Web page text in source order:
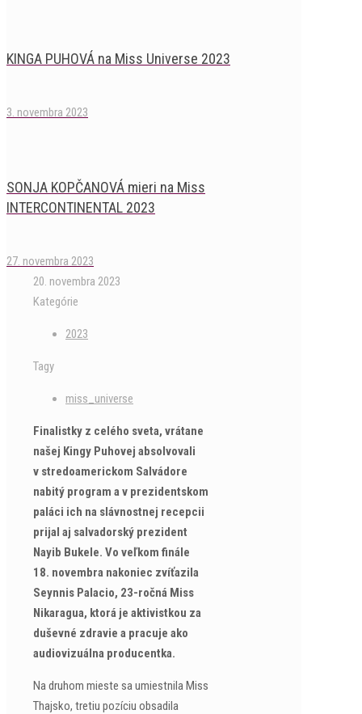
KINGA PUHOVÁ na Miss Universe 2023
3. novembra 2023
SONJA KOPČANOVÁ mieri na Miss
INTERCONTINENTAL 2023
27. novembra 2023
20. novembra 2023
Kategórie
2023
Tagy
miss_universe
Finalistky z celého sveta, vrátane
našej Kingy Puhovej absolvovali
v stredoamerickom Salvádore
nabitý program a v prezidentskom
paláci ich na slávnostnej recepcii
prijal aj salvadorský prezident
Nayib Bukele. Vo veľkom finále
18. novembra nakoniec zvíťazila
Seynnis Palacio, 23-ročná Miss
Nikaragua, ktorá je aktivistkou za
duševné zdravie a pracuje ako
audiovizuálna producentka.
Na druhom mieste sa umiestnila Miss
Thajsko, tretiu pozíciu obsadila